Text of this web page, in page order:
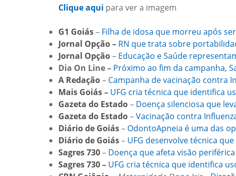
Clique aqui para ver a imagem
G1 Goiás– Filha de idosa que morreu após
Jornal Opção – RN que trata sobre
Jornal Opção– Educação e Saúde
Dia On Line – Próximo ao fim da campanha,
A Redação– Campanha de vacinação contra
Mais Goiás – UFG cria técnica que identifica
Gazeta do Estado– Doença silenciosa que
Gazeta do Estado–Vacinação contra
Diário de Goiás– OdontoApneia é uma das
Diário de Goiás– UFG desenvolve técnica
Sagres 730– Doença que afeta visão
Sagres 730 – UFG cria técnica que identifica